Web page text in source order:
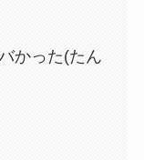
かった(たん